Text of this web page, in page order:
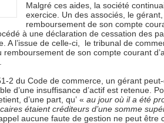
Malgré ces aides, la société
exercice. Un des associés, le
remboursement de son compte
à une déclaration de cessation des
A l’issue de celle-ci, le tribunal de
remboursement de son compte courant
2 du Code de commerce, un gérant
d’une insuffisance d’actif est retenue.
d’une part, qu’ « au jour où il a été
étaient créditeurs d’une somme
aucune faute de gestion ne peut être